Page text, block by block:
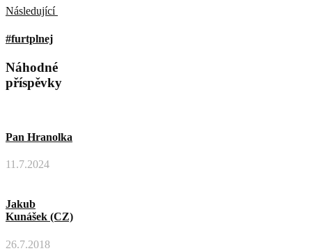
Následující
#furtplnej
Náhodné
příspěvky
Pan Hranolka
11.7.2024
Jakub
Kunášek (CZ)
26.7.2018